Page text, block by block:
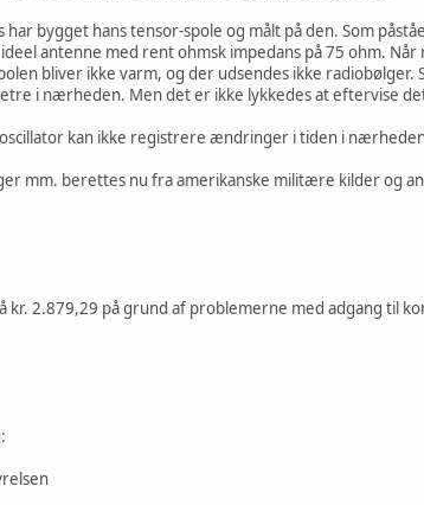
har bygget hans tensor-spole og målt på den. Som
antenne med rent ohmsk impedans på 75 ohm.
bliver ikke varm, og der udsendes ikke
i nærheden. Men det er ikke lykkedes at eftervise
kan ikke registrere ændringer i tiden i
mm. berettes nu fra amerikanske militære kilder og
kr. 2.879,29 på grund af problemerne med adgang til